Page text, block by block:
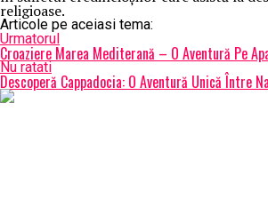
religioase.
Articole pe aceiasi tema:
Urmatorul
Croaziere Marea Mediterană – O Aventură Pe
Nu ratati
Descoperă Cappadocia: O Aventură Unică Între